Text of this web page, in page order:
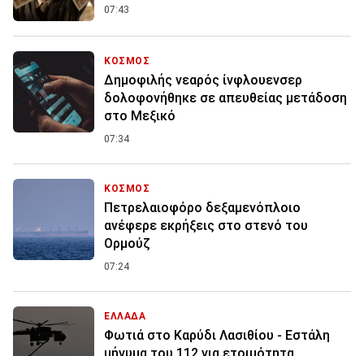
07:43
ΚΟΣΜΟΣ
Δημοφιλής νεαρός ίνφλουενσερ
δολοφονήθηκε σε απευθείας μετάδοση
στο Μεξικό
07:34
ΚΟΣΜΟΣ
Πετρελαιοφόρο δεξαμενόπλοιο
ανέφερε εκρήξεις στο στενό του
Ορμούζ
07:24
ΕΛΛΑΔΑ
Φωτιά στο Καρύδι Λασιθίου - Εστάλη